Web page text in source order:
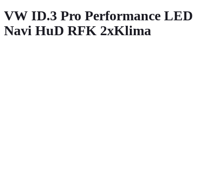
VW ID.3 Pro Performance LED
Navi HuD RFK 2xKlima